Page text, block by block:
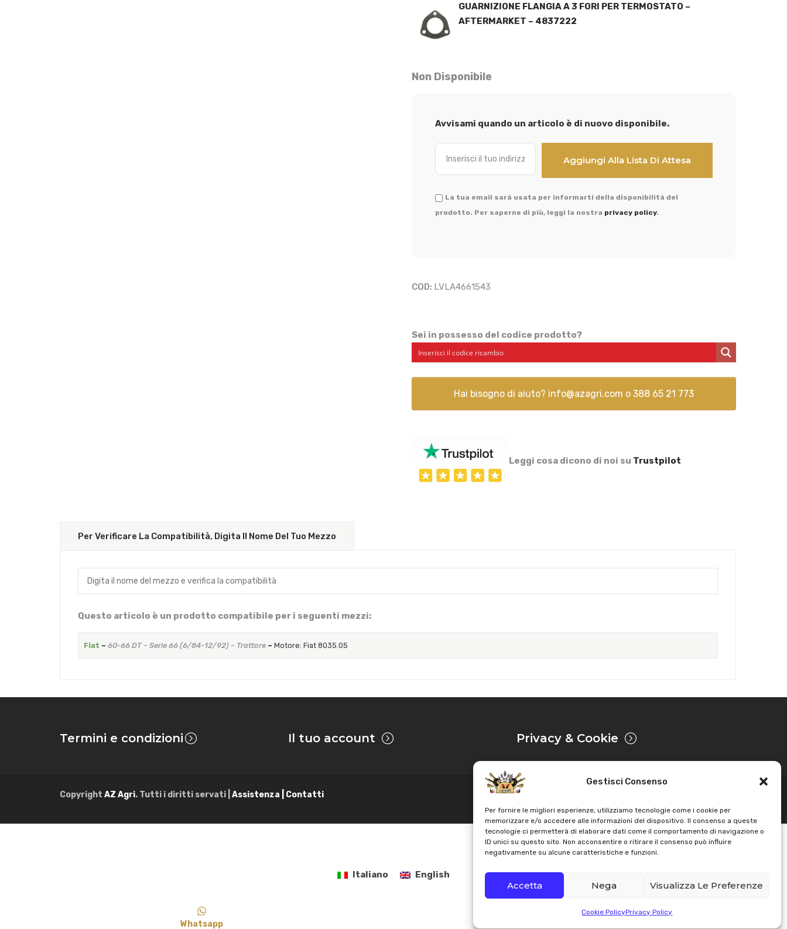
Gestisci Consenso
Per fornire le migliori esperienze, utilizziamo tecnologie come i cookie per
memorizzare e/o accedere alle informazioni del dispositivo. Il consenso a queste
tecnologie ci permetterà di elaborare dati come il comportamento di navigazione o
ID unici su questo sito. Non acconsentire o ritirare il consenso può influire
negativamente su alcune caratteristiche e funzioni.
Accetta Nega Visualizza Le Preferenze
Cookie PolicyPrivacy Policy
GUARNIZIONE FLANGIA A 3 FORI PER TERMOSTATO –
AFTERMARKET – 4837222
Non Disponibile
Avvisami quando un articolo è di nuovo disponibile.
La tua email sarà usata per informarti della disponibilità del
prodotto. Per saperne di più, leggi la nostra privacy policy.
COD: LVLA4661543
Sei in possesso del codice prodotto?
Hai bisogno di aiuto? info@azagri.com o 388 65 21 773
Leggi cosa dicono di noi su Trustpilot
Per Verificare La Compatibilità, Digita Il Nome Del Tuo Mezzo
Questo articolo è un prodotto compatibile per i seguenti mezzi:
Fiat – 60-66 DT – Serie 66 (6/84-12/92) – Trattore– Motore: Fiat 8035.05
Termini e condizioni Il tuo account Privacy & Cookie
Copyright AZ Agri. Tutti i diritti servati | Assistenza | Contatti
Whatsapp
Italiano English